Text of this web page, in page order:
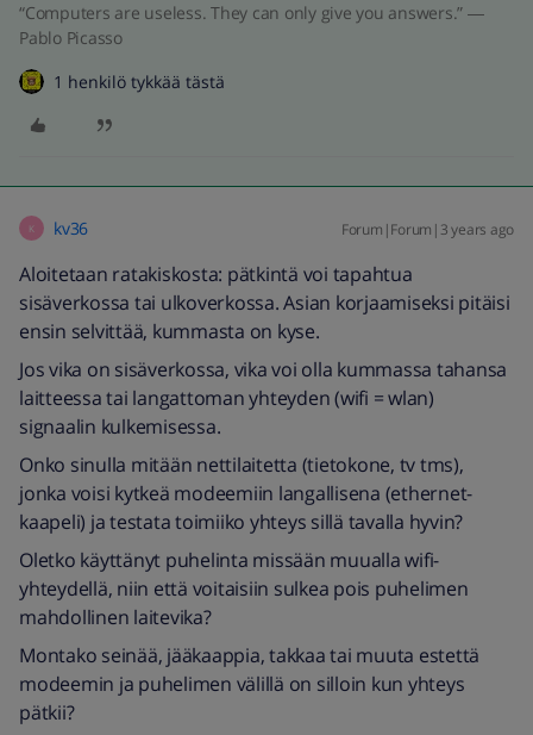
“Computers are useless. They can only give you answers.” ―
Pablo Picasso
1 henkilö tykkää tästä
K kv36 Forum|Forum|3 years ago
Aloitetaan ratakiskosta: pätkintä voi tapahtua
sisäverkossa tai ulkoverkossa. Asian korjaamiseksi pitäisi
ensin selvittää, kummasta on kyse.
Jos vika on sisäverkossa, vika voi olla kummassa tahansa
laitteessa tai langattoman yhteyden (wifi = wlan)
signaalin kulkemisessa.
Onko sinulla mitään nettilaitetta (tietokone, tv tms),
jonka voisi kytkeä modeemiin langallisena (ethernet-
kaapeli) ja testata toimiiko yhteys sillä tavalla hyvin?
Oletko käyttänyt puhelinta missään muualla wifi-
yhteydellä, niin että voitaisiin sulkea pois puhelimen
mahdollinen laitevika?
Montako seinää, jääkaappia, takkaa tai muuta estettä
modeemin ja puhelimen välillä on silloin kun yhteys
pätkii?